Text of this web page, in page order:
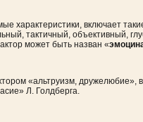
характеристики, включает
тактичный, объективный,
может быть назван «
«альтруизм,
Л. Голдберга.